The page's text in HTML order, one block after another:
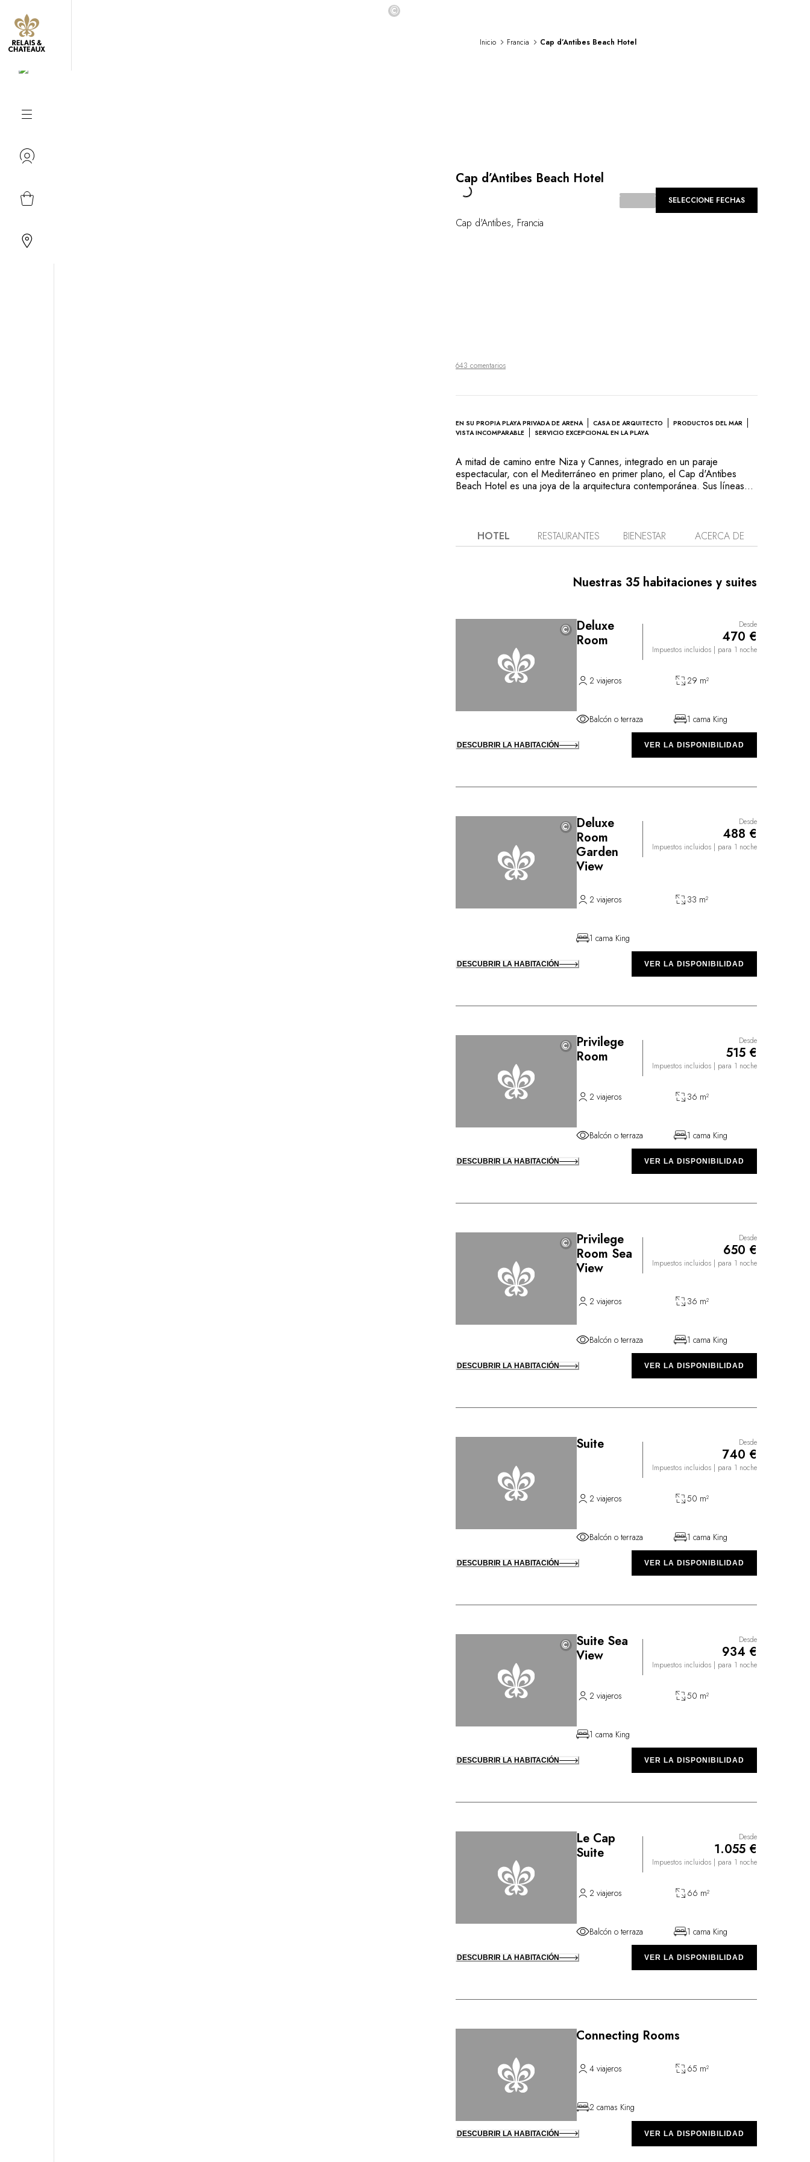
©
Inicio Francia Cap d’Antibes Beach Hotel
Cap d’Antibes Beach Hotel
Loading...
Cap d'Antibes, Francia
SELECCIONE FECHAS
643 comentarios
EN SU PROPIA PLAYA PRIVADA DE ARENA CASA DE ARQUITECTO
PRODUCTOS DEL MAR
VISTA INCOMPARABLE
SERVICIO EXCEPCIONAL EN LA PLAYA
A mitad de camino entre Niza y Cannes, integrado en un paraje
espectacular, con el Mediterráneo en primer plano, el Cap d'Antibes
Beach Hotel es una joya de la arquitectura contemporánea. Sus líneas
decoración de las habitaciones y suites invita a sus clientes a un viaje
sensorial. La magia continúa en el restaurante Les Pêcheurs, que se
vuelos, refinada y delicada, a partir de alimentos de temporada
HOTEL RESTAURANTES BIENESTAR ACERCA DE
Nuestras 35 habitaciones y suites
© Deluxe
Room
Desde
470 €
Impuestos incluidos | para 1 noche
2 viajeros 29 m²
Balcón o terraza 1 cama King
DESCUBRIR LA HABITACIÓN VER LA DISPONIBILIDAD
© Deluxe
Room
Garden
View
Desde
488 €
Impuestos incluidos | para 1 noche
2 viajeros 33 m²
1 cama King
DESCUBRIR LA HABITACIÓN VER LA DISPONIBILIDAD
© Privilege
Room
Desde
515 €
Impuestos incluidos | para 1 noche
2 viajeros 36 m²
Balcón o terraza 1 cama King
DESCUBRIR LA HABITACIÓN VER LA DISPONIBILIDAD
© Privilege
Room Sea
View
Desde
650 €
Impuestos incluidos | para 1 noche
2 viajeros 36 m²
Balcón o terraza 1 cama King
DESCUBRIR LA HABITACIÓN VER LA DISPONIBILIDAD
Suite Desde
740 €
Impuestos incluidos | para 1 noche
2 viajeros 50 m²
Balcón o terraza 1 cama King
DESCUBRIR LA HABITACIÓN VER LA DISPONIBILIDAD
© Suite Sea
View
Desde
934 €
Impuestos incluidos | para 1 noche
2 viajeros 50 m²
1 cama King
DESCUBRIR LA HABITACIÓN VER LA DISPONIBILIDAD
Le Cap
Suite
Desde
1.055 €
Impuestos incluidos | para 1 noche
2 viajeros 66 m²
Balcón o terraza 1 cama King
DESCUBRIR LA HABITACIÓN VER LA DISPONIBILIDAD
Connecting Rooms
4 viajeros 65 m²
2 camas King
DESCUBRIR LA HABITACIÓN VER LA DISPONIBILIDAD